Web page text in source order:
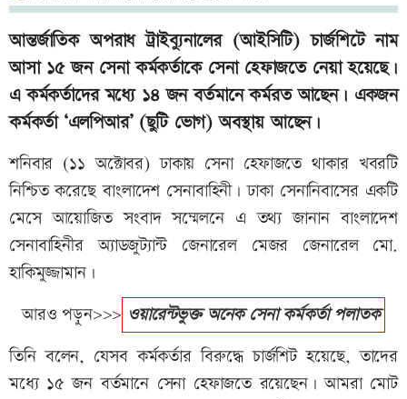
আন্তর্জাতিক অপরাধ ট্রাইব্যুনালের (আইসিটি) চার্জশিটে নাম
আসা ১৫ জন সেনা কর্মকর্তাকে সেনা হেফাজতে নেয়া হয়েছে।
এ কর্মকর্তাদের মধ্যে ১৪ জন বর্তমানে কর্মরত আছেন। একজন
কর্মকর্তা ‘এলপিআর’ (ছুটি ভোগ) অবস্থায় আছেন।
শনিবার (১১ অক্টোবর) ঢাকায় সেনা হেফাজতে থাকার খবরটি
নিশ্চিত করেছে বাংলাদেশ সেনাবাহিনী। ঢাকা সেনানিবাসের একটি
মেসে আয়োজিত সংবাদ সম্মেলনে এ তথ্য জানান বাংলাদেশ
সেনাবাহিনীর অ্যাডজুট্যান্ট জেনারেল মেজর জেনারেল মো.
হাকিমুজ্জামান।
আরও পড়ুন>>> ওয়ারেন্টভুক্ত অনেক সেনা কর্মকর্তা পলাতক
তিনি বলেন, যেসব কর্মকর্তার বিরুদ্ধে চার্জশিট হয়েছে, তাদের
মধ্যে ১৫ জন বর্তমানে সেনা হেফাজতে রয়েছেন। আমরা মোট